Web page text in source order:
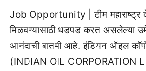
Job Opportunity | टीम महाराष्ट्र
मिळवण्यासाठी धडपड करत असलेल्या
आनंदाची बातमी आहे. इंडियन ऑइल
(INDIAN OIL CORPORATION